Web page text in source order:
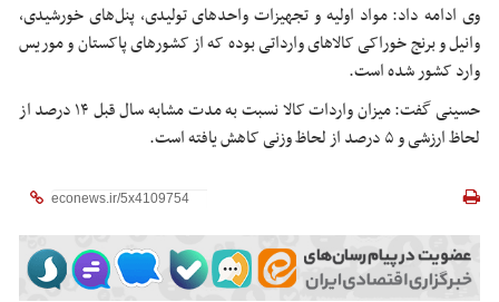
وی ادامه داد: مواد اولیه و تجهیزات واحدهای تولیدی، پنل‌های خورشیدی،
وانیل و برنج خوراکی کالاهای وارداتی بوده که از کشورهای پاکستان و موریس
وارد کشور شده است.
حسینی گفت: میزان واردات کالا نسبت به مدت مشابه سال قبل ۱۴ درصد از
لحاظ ارزشی و ۵ درصد از لحاظ وزنی کاهش یافته است.